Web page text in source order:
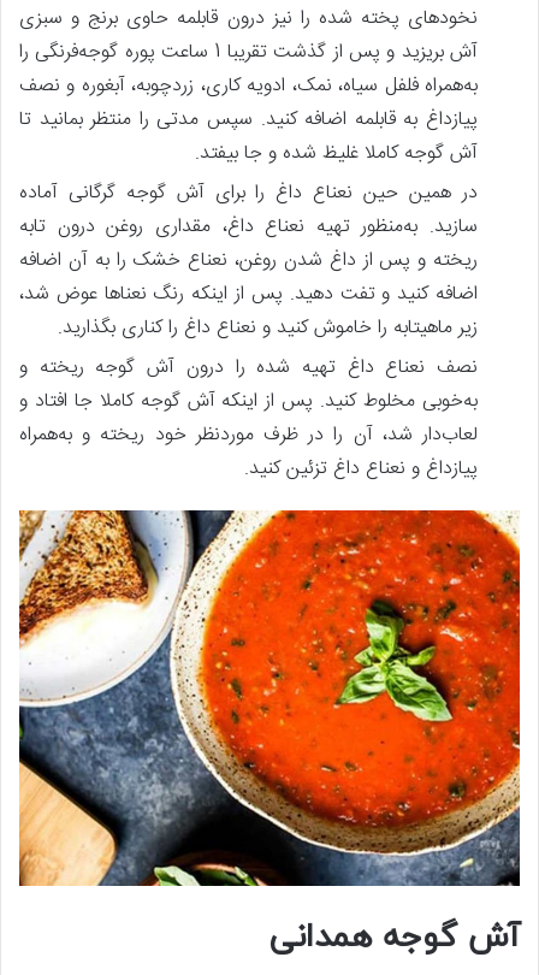
نخودهای پخته شده را نیز درون قابلمه حاوی برنج و سبزی
آش بریزید و پس‌ از گذشت تقریبا 1 ساعت پوره گوجه‌فرنگی را
به‌همراه فلفل سیاه، نمک، ادویه کاری، زردچوبه، آبغوره و نصف
پیازداغ به قابلمه اضافه کنید. سپس مدتی را منتظر بمانید تا
آش گوجه کاملا غلیظ شده و جا بیفتد.
در همین حین نعناع داغ را برای آش گوجه گرگانی آماده‌
سازید. به‌منظور تهیه نعناع داغ، مقداری روغن درون تابه
ریخته و پس‌ از داغ شدن روغن، نعناع خشک را به آن اضافه
اضافه کنید و تفت دهید. پس‌ از اینکه رنگ نعناها عوض شد،
زیر ماهیتابه را خاموش کنید و نعناع داغ را کناری بگذارید.
نصف نعناع داغ تهیه شده را درون آش گوجه ریخته و
به‌خوبی مخلوط کنید. پس‌ از اینکه آش گوجه کاملا جا افتاد و
لعاب‌دار شد، آن را در ظرف موردنظر خود ریخته و به‌همراه
پیازداغ و نعناع داغ تزئین کنید.
آش گوجه همدانی